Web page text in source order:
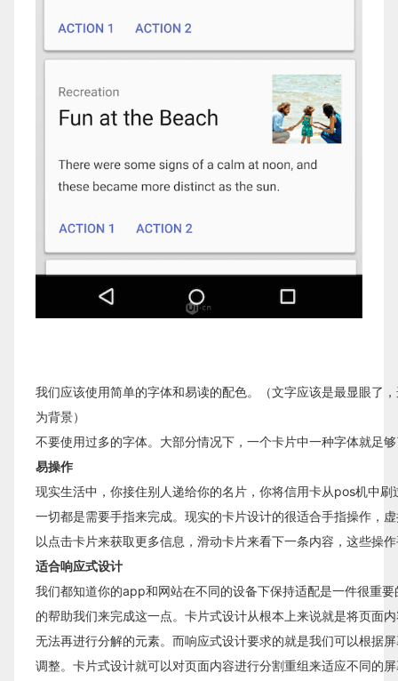
我们应该使用简单的字体和易读的配色。（文字应该是最显眼了
为背景）
不要使用过多的字体。大部分情况下，一个卡片中一种字体就足
易操作
现实生活中，你接住别人递给你的名片，你将信用卡从pos机中
一切都是需要手指来完成。现实的卡片设计的很适合手指操作，
以点击卡片来获取更多信息，滑动卡片来看下一条内容，这些操
适合响应式设计
我们都知道你的app和网站在不同的设备下保持适配是一件很重
的帮助我们来完成这一点。卡片式设计从根本上来说就是将页面
无法再进行分解的元素。而响应式设计要求的就是我们可以根据
调整。卡片式设计就可以对页面内容进行分割重组来适应不同的